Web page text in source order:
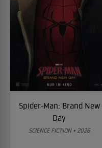
Spider-Man: Brand New
Day
SCIENCE FICTION • 2026